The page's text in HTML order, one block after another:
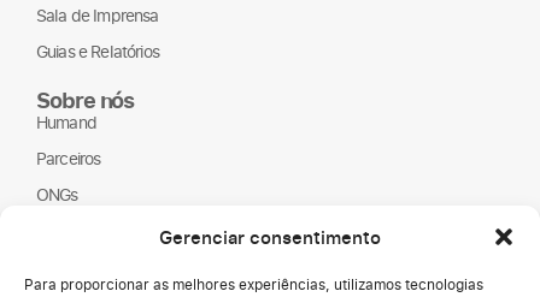
Gerenciar consentimento
Para proporcionar as melhores experiências, utilizamos tecnologias
Sala de Imprensa
Guias e Relatórios
Sobre nós
Humand
Parceiros
ONGs